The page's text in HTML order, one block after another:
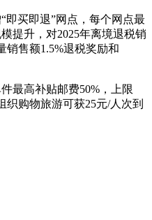
即买即退”网点，每个网点最
提升，对2025年离境退税销
销售额1.5%退税奖励和
最高补贴邮费50%，上限
织购物旅游可获25元/人次到